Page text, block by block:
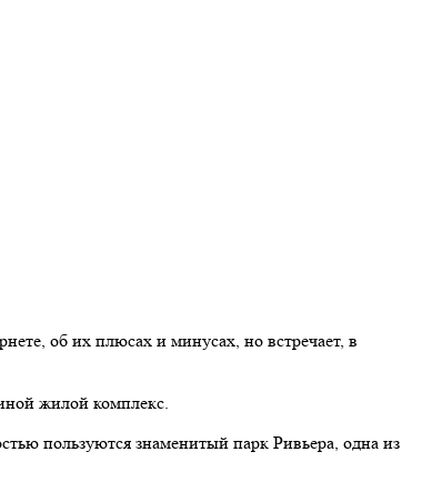
об их плюсах и минусах, но встречает, в
жилой комплекс.
пользуются знаменитый парк Ривьера, одна из